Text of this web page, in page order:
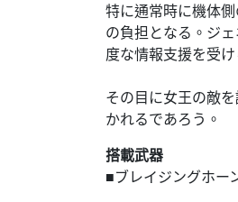
特に通常時に機体
の負担となる。ジ
度な情報支援を受
その目に女王の敵
かれるであろう。
搭載武器
■ブレイジングホ